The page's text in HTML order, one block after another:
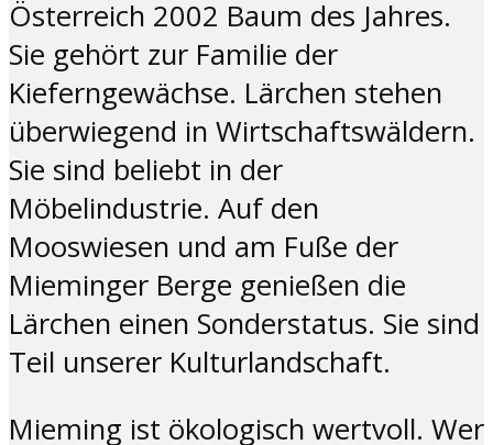
Österreich 2002 Baum des Jahres.
Sie gehört zur Familie der
Kieferngewächse. Lärchen stehen
überwiegend in Wirtschaftswäldern.
Sie sind beliebt in der
Möbelindustrie. Auf den
Mooswiesen und am Fuße der
Mieminger Berge genießen die
Lärchen einen Sonderstatus. Sie sind
Teil unserer Kulturlandschaft.
Mieming ist ökologisch wertvoll. Wer